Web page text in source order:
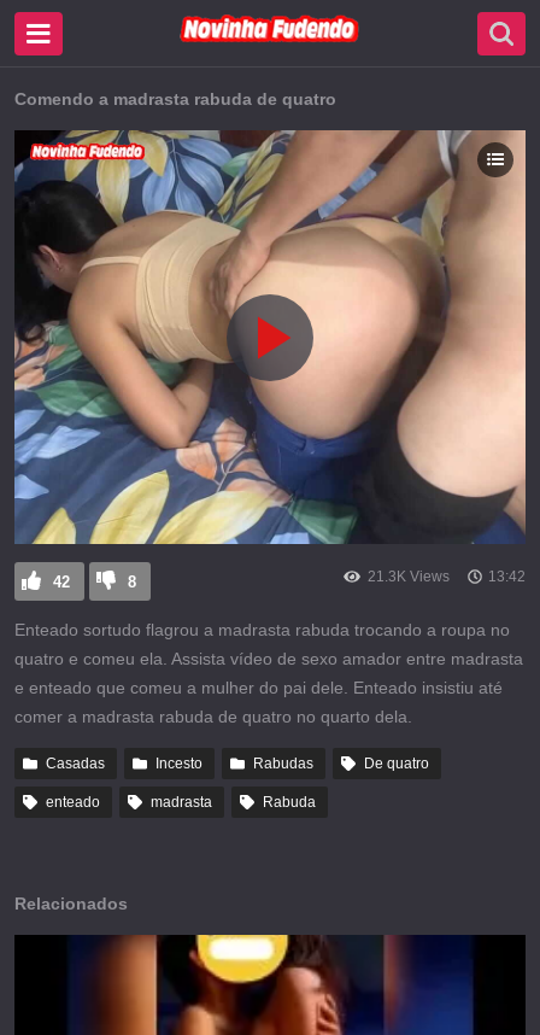
Comendo a madrasta rabuda de quatro
42 8 21.3K Views 13:42
Enteado sortudo flagrou a madrasta rabuda trocando a roupa no
quatro e comeu ela. Assista vídeo de sexo amador entre madrasta
e enteado que comeu a mulher do pai dele. Enteado insistiu até
comer a madrasta rabuda de quatro no quarto dela.
Casadas Incesto Rabudas De quatro
enteado madrasta Rabuda
Relacionados